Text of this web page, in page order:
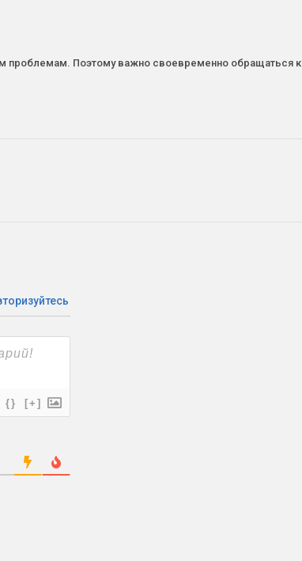
проблемам. Поэтому важно своевременно обращаться к
{} [+]